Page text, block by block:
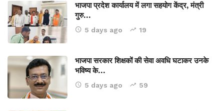
भाजपा प्रदेश कार्यालय में लगा सहयोग केंद्र, मंत्री
गुरु…
5 days ago 19
भाजपा सरकार शिक्षकों की सेवा अवधि घटाकर उनके
भविष्य के…
5 days ago 59